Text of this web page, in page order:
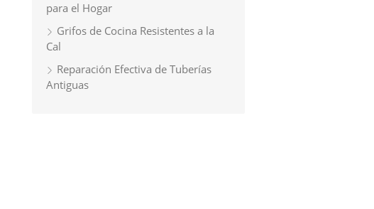
para el Hogar
Grifos de Cocina Resistentes a la
Cal
Reparación Efectiva de Tuberías
Antiguas